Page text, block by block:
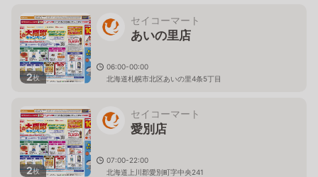
2枚
セイコーマート
あいの里店
06:00-00:00
北海道札幌市北区あいの里4条5丁目
2枚
セイコーマート
愛別店
07:00-22:00
北海道上川郡愛別町字中央241